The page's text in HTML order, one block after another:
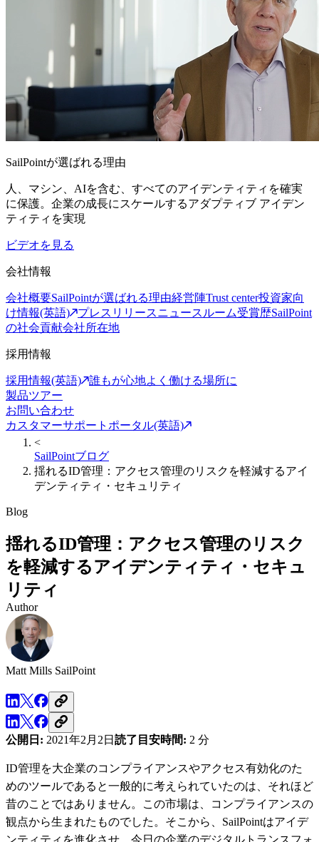
SailPointが選ばれる理由
人、マシン、AIを含む、すべてのアイデンティティを確実
に保護。企業の成長にスケールするアダプティブ アイデン
ティティを実現
ビデオを見る
会社情報
会社概要SailPointが選ばれる理由経営陣Trust center投資家向
け情報(英語)
プレスリリースニュースルーム受賞歴SailPoint
の社会貢献会社所在地
採用情報
採用情報(英語)
誰もが心地よく働ける場所に
製品ツアー
お問い合わせ
カスタマーサポートポータル(英語)
<
SailPointブログ
揺れるID管理：アクセス管理のリスクを軽減するアイ
デンティティ・セキュリティ
Blog
揺れるID管理：アクセス管理のリスク
を軽減するアイデンティティ・セキュ
リティ
Author
Matt Mills SailPoint
公開日: 2021年2月2日 読了目安時間: 2 分
ID管理を大企業のコンプライアンスやアクセス有効化のた
めのツールであると一般的に考えられていたのは、それほど
昔のことではありません。この市場は、コンプライアンスの
観点から生まれたものでした。そこから、SailPointはアイデ